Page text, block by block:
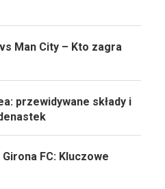
Man City – Kto zagra
przewidywane składy i
FC: Kluczowe